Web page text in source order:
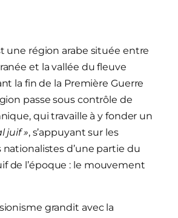
une région arabe située entre
et la vallée du fleuve
la fin de la Première Guerre
passe sous contrôle de
qui travaille à y fonder un
juif », s’appuyant sur les
d’une partie du
de l’époque : le mouvement
grandit avec la